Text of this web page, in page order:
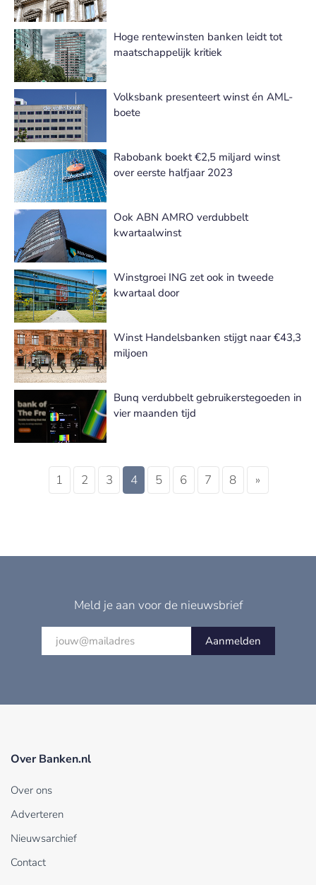
Hoge rentewinsten banken leidt tot
maatschappelijk kritiek
Volksbank presenteert winst én AML-
boete
Rabobank boekt €2,5 miljard winst
over eerste halfjaar 2023
Ook ABN AMRO verdubbelt
kwartaalwinst
Winstgroei ING zet ook in tweede
kwartaal door
Winst Handelsbanken stijgt naar €43,3
miljoen
Bunq verdubbelt gebruikerstegoeden in
vier maanden tijd
1 2 3 4 5 6 7 8 »
Meld je aan voor de nieuwsbrief
Aanmelden
Over Banken.nl
Over ons
Adverteren
Nieuwsarchief
Contact